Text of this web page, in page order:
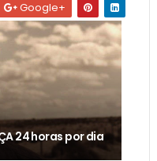
Google+
24 horas por dia